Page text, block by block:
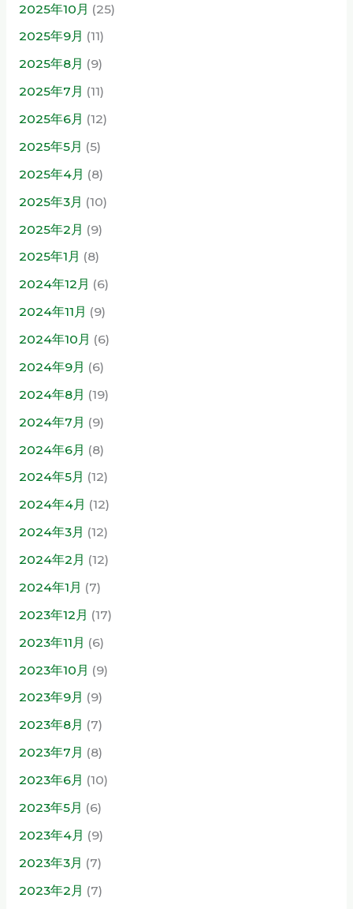
2025年10月 (25)
2025年9月 (11)
2025年8月 (9)
2025年7月 (11)
2025年6月 (12)
2025年5月 (5)
2025年4月 (8)
2025年3月 (10)
2025年2月 (9)
2025年1月 (8)
2024年12月 (6)
2024年11月 (9)
2024年10月 (6)
2024年9月 (6)
2024年8月 (19)
2024年7月 (9)
2024年6月 (8)
2024年5月 (12)
2024年4月 (12)
2024年3月 (12)
2024年2月 (12)
2024年1月 (7)
2023年12月 (17)
2023年11月 (6)
2023年10月 (9)
2023年9月 (9)
2023年8月 (7)
2023年7月 (8)
2023年6月 (10)
2023年5月 (6)
2023年4月 (9)
2023年3月 (7)
2023年2月 (7)